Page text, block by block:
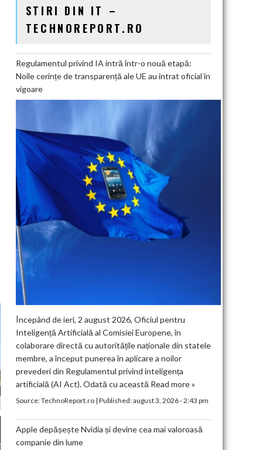
STIRI DIN IT –
TECHNOREPORT.RO
Regulamentul privind IA intră într-o nouă etapă:
Noile cerințe de transparență ale UE au intrat oficial în
vigoare
Începând de ieri, 2 august 2026, Oficiul pentru
Inteligență Artificială al Comisiei Europene, în
colaborare directă cu autoritățile naționale din statele
membre, a început punerea în aplicare a noilor
prevederi din Regulamentul privind inteligența
artificială (AI Act). Odată cu această Read more »
Source:TechnoReport.ro| Published:august 3, 2026 - 2:43 pm
Apple depășește Nvidia și devine cea mai valoroasă
companie din lume